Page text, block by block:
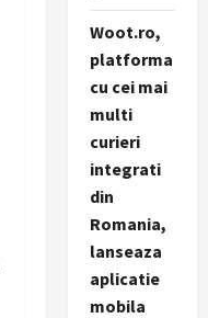
Woot.ro,
platforma
cu cei mai
multi
curieri
integrati
din
Romania,
lanseaza
aplicatie
mobila